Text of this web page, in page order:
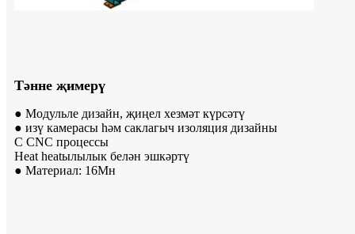
Тәнне җимерү
● Модульле дизайн, җиңел хезмәт күрсәтү
● изү камерасы һәм саклагыч изоляция дизайны
C CNC процессы
Heat heatылылык белән эшкәртү
● Материал: 16Мн